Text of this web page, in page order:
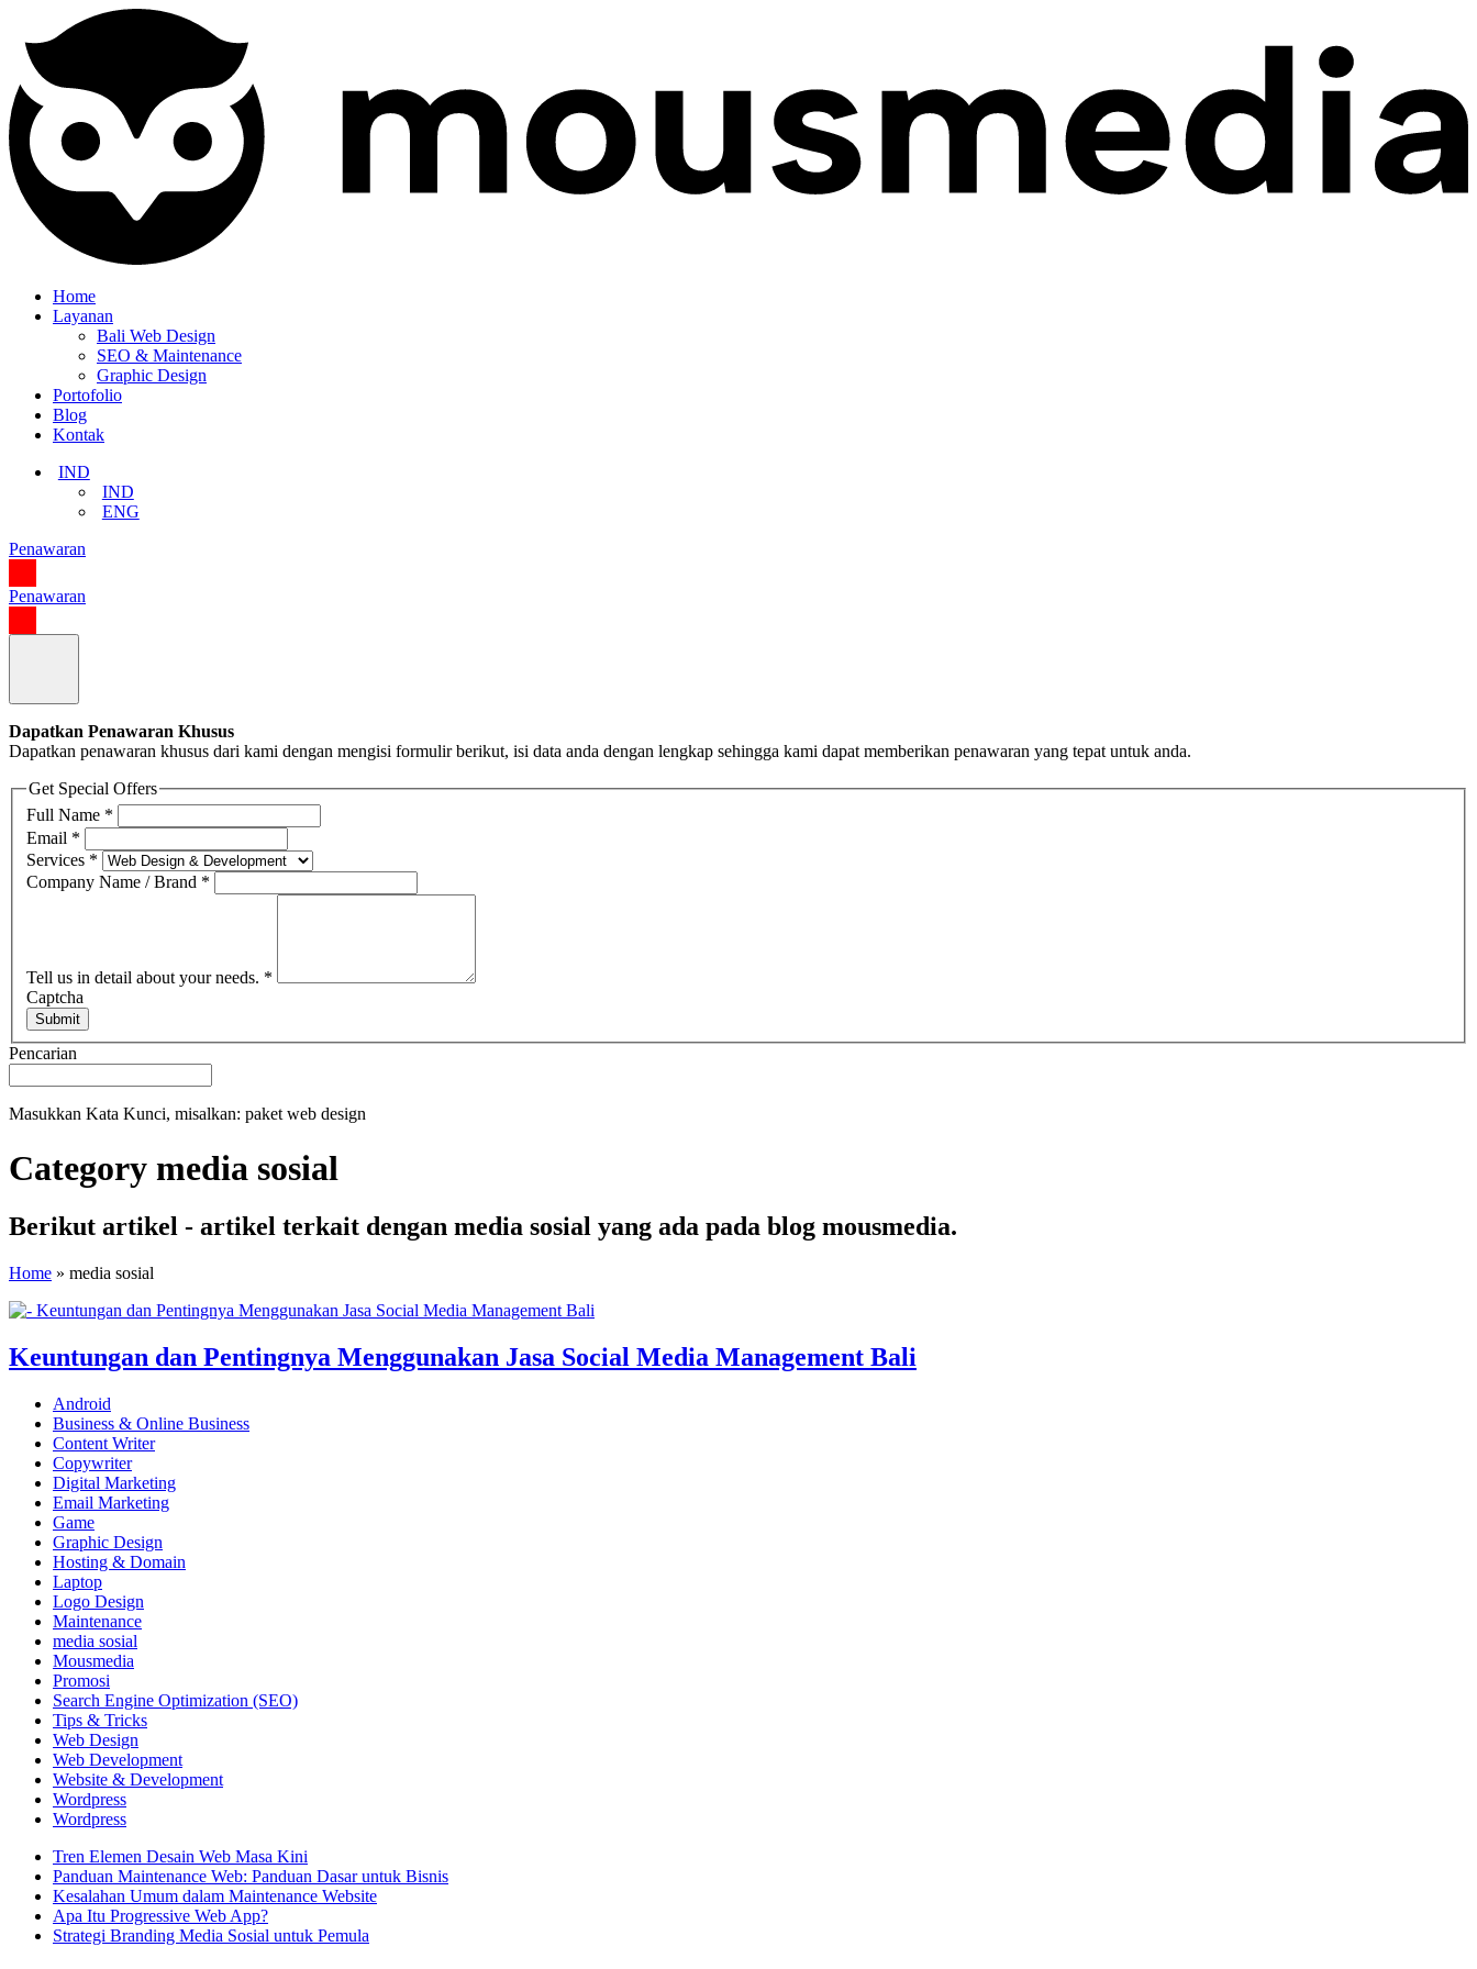
Home
Layanan
Bali Web Design
SEO & Maintenance
Graphic Design
Portofolio
Blog
Kontak
IND
IND
ENG
Penawaran
Penawaran
Dapatkan Penawaran Khusus
Dapatkan penawaran khusus dari kami dengan mengisi formulir berikut, isi data anda dengan lengkap sehingga kami dapat memberikan penawaran yang tepat untuk anda.
Get Special Offers
Full Name *
Email *
Services *
Company Name / Brand *
Tell us in detail about your needs. *
Captcha
Submit
Pencarian
Masukkan Kata Kunci, misalkan: paket web design
Category media sosial
Berikut artikel - artikel terkait dengan media sosial yang ada pada blog mousmedia.
Home » media sosial
Keuntungan dan Pentingnya Menggunakan Jasa Social Media Management Bali
Android
Business & Online Business
Content Writer
Copywriter
Digital Marketing
Email Marketing
Game
Graphic Design
Hosting & Domain
Laptop
Logo Design
Maintenance
media sosial
Mousmedia
Promosi
Search Engine Optimization (SEO)
Tips & Tricks
Web Design
Web Development
Website & Development
Wordpress
Wordpress
Tren Elemen Desain Web Masa Kini
Panduan Maintenance Web: Panduan Dasar untuk Bisnis
Kesalahan Umum dalam Maintenance Website
Apa Itu Progressive Web App?
Strategi Branding Media Sosial untuk Pemula